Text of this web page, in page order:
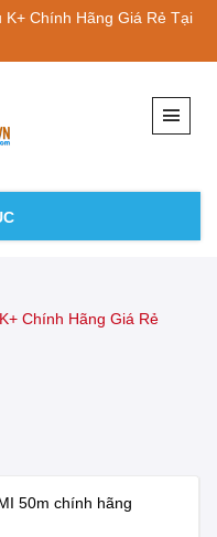
Chính Hãng Giá Rẻ Tại
Chính Hãng Giá Rẻ
50m chính hãng